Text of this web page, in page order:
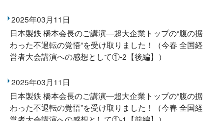
2025年03月11日
日本製鉄 橋本会長のご講演―超大企業トップの“腹の据
わった不退転の覚悟”を受け取りました！（今春 全国経
営者大会講演への感想として①-2【後編】）
2025年03月11日
日本製鉄 橋本会長のご講演―超大企業トップの“腹の据
わった不退転の覚悟”を受け取りました！（今春 全国経